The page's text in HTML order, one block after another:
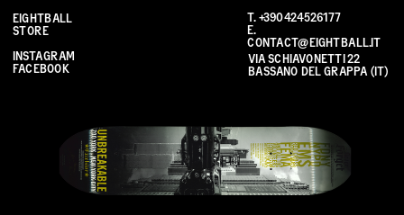
EIGHTBALL
STORE
INSTAGRAM
FACEBOOK
VIA SCHIAVONETTI 22
BASSANO DEL GRAPPA (IT)
T. +390424526177
CONTACT@EIGHTBALL.IT